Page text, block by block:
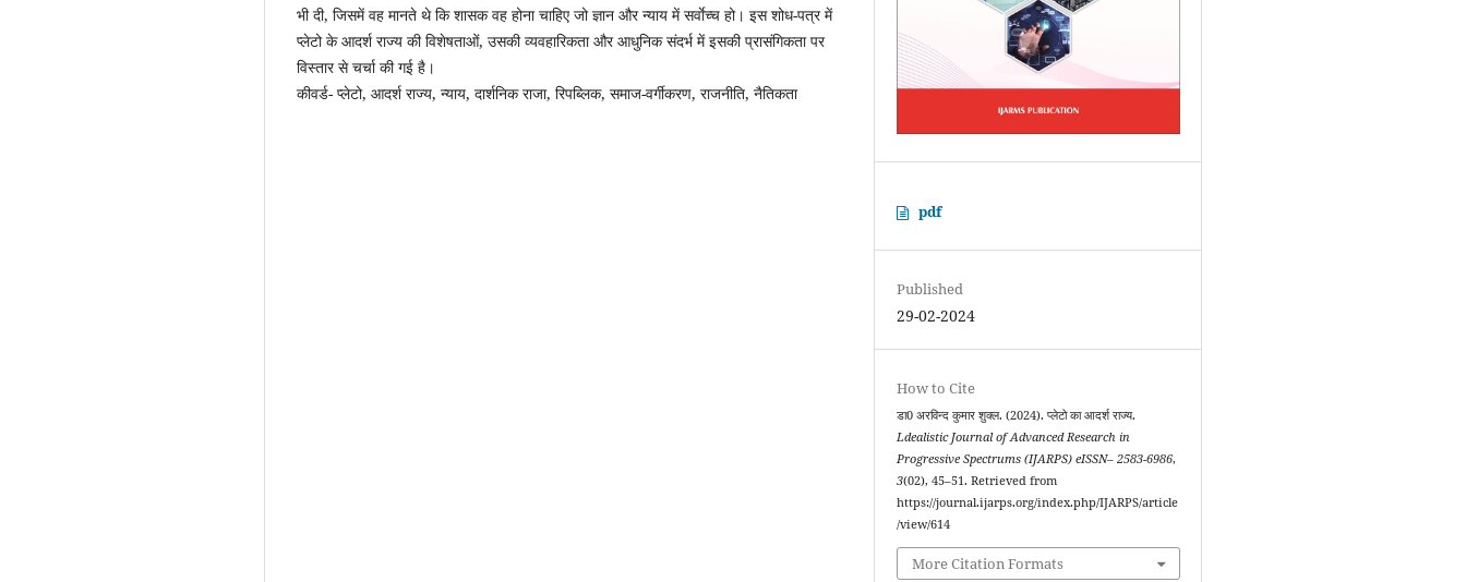
भी दी, जिसमें वह मानते थे कि शासक वह होना चाहिए जो ज्ञान और न्याय में सर्वाेच्च हो। इस शोध-पत्र में
प्लेटो के आदर्श राज्य की विशेषताओं, उसकी व्यवहारिकता और आधुनिक संदर्भ में इसकी प्रासंगिकता पर
विस्तार से चर्चा की गई है।
कीवर्ड- प्लेटो, आदर्श राज्य, न्याय, दार्शनिक राजा, रिपब्लिक, समाज-वर्गीकरण, राजनीति, नैतिकता
pdf
Published
29-02-2024
How to Cite
डा0 अरविन्द कुमार शुक्ल. (2024). प्लेटो का आदर्श राज्य.
Ldealistic Journal of Advanced Research in
Progressive Spectrums (IJARPS) eISSN– 2583-6986,
3(02), 45–51. Retrieved from
https://journal.ijarps.org/index.php/IJARPS/article
/view/614
More Citation Formats